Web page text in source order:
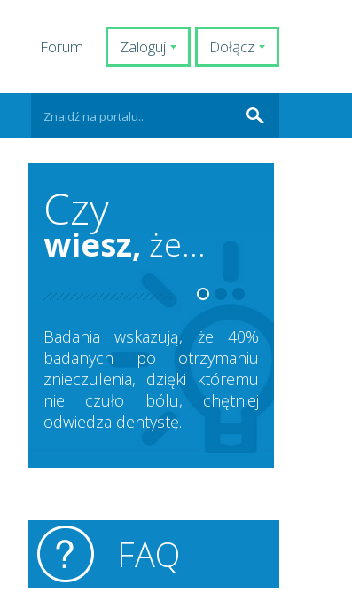
Dołącz
Zaloguj
Forum
Czy
wiesz, że...
Badania wskazują, że 40%
badanych po otrzymaniu
znieczulenia, dzięki któremu
nie czuło bólu, chętniej
odwiedza dentystę.
FAQ